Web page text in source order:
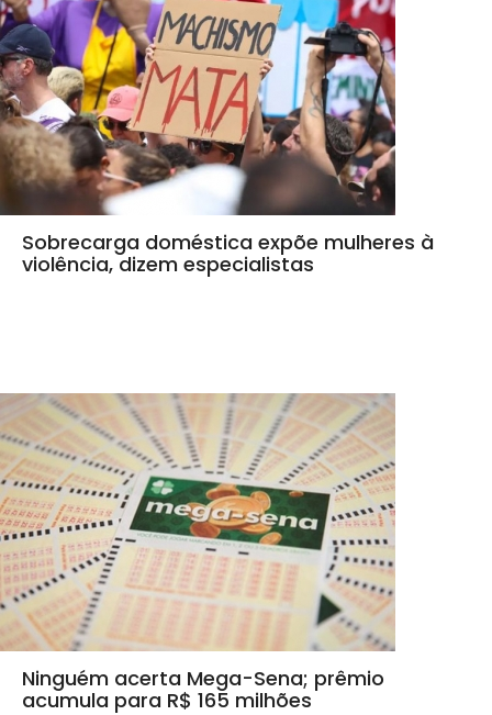
Sobrecarga doméstica expõe mulheres à
violência, dizem especialistas
Ninguém acerta Mega-Sena; prêmio
acumula para R$ 165 milhões